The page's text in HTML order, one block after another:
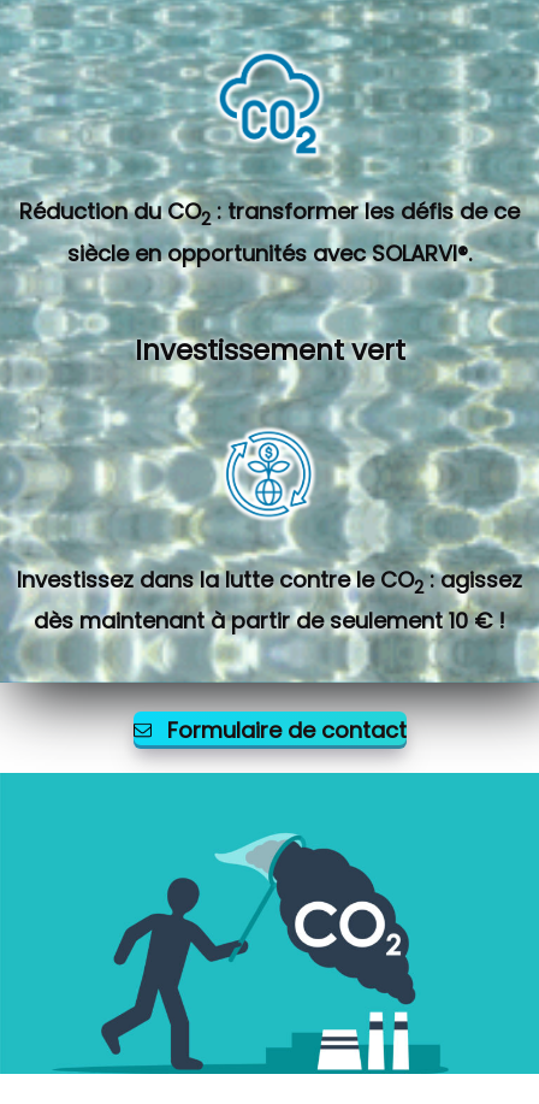
Réduction du CO2 : transformer les défis de ce
siècle en opportunités avec SOLARVI®.
Investissement vert
Investissez dans la lutte contre le CO2 : agissez
dès maintenant à partir de seulement 10 € !
Formulaire de contact